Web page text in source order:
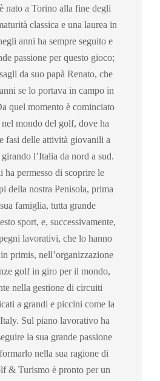
nato a Torino alla fine degli
classica e una laurea in
anni ha sempre seguito e
passione per questo gioco;
da suo papà Renato, che
se lo portava in campo in
quel momento è cominciato
mondo del golf, dove ha
fasi delle attività giovanili a
l’Italia da nord a sud.
ha permesso di scoprire le
della nostra Penisola, prima
famiglia, tutta grande
sport, e, successivamente,
lavorativi, che lo hanno
primis, nell’organizzazione
golf in giro per il mondo,
nella gestione di circuiti
a grandi e piccini come la
Sul piano lavorativo ha
la sua grande passione
nella sua ragione di
& Turismo è pronto per un